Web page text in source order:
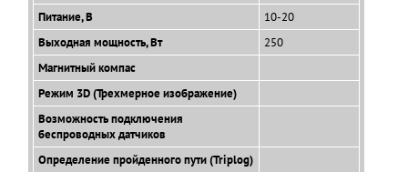
Питание, В
10-20
Выходная мощность, Вт
250
Магнитный компас
Режим 3D (Трехмерное изображение)
Возможность подключения
беспроводных датчиков
Определение пройденного пути (Triplog)